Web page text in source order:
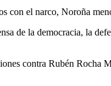
con el narco, Noroña
de la democracia, la
contra Rubén Rocha